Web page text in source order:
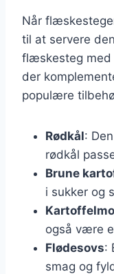
Når
til at servere
flæskesteg med
der
populære
Rødkål:
rødkål
Brune
i sukker og
også være
Flødesovs:
smag og